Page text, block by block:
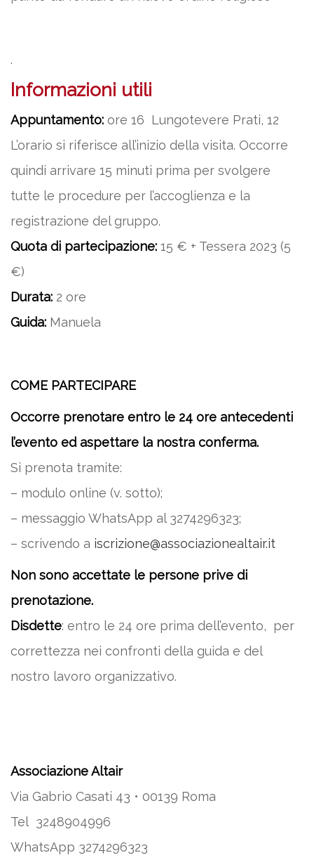
.
Informazioni utili
Appuntamento: ore 16 Lungotevere Prati, 12
L’orario si riferisce all’inizio della visita. Occorre
quindi arrivare 15 minuti prima per svolgere
tutte le procedure per l’accoglienza e la
registrazione del gruppo.
Quota di partecipazione: 15 € + Tessera 2023 (5
€)
Durata: 2 ore
Guida: Manuela
COME PARTECIPARE
Occorre prenotare entro le 24 ore antecedenti
l’evento ed aspettare la nostra conferma.
Si prenota tramite:
– modulo online (v. sotto);
– messaggio WhatsApp al 3274296323;
– scrivendo a iscrizione@associazionealtair.it
Non sono accettate le persone prive di
prenotazione.
Disdette: entro le 24 ore prima dell’evento, per
correttezza nei confronti della guida e del
nostro lavoro organizzativo.
Associazione Altair
Via Gabrio Casati 43 • 00139 Roma
Tel 3248904996
WhatsApp 3274296323